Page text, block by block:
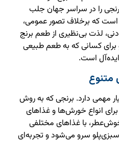
را در سراسر جهان جلب
است که برخلاف تصور عمومی،
لذت بی‌نظیری از طعم برنج
برای کسانی که به طعم طبیعی
است.
متنوع
مهمی دارد. برنجی که به روش
انواع خورش‌ها و غذاهای
با غذاهای مختلفی
سرو می‌شود و تجربه‌ای